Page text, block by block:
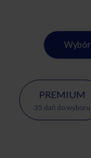
PREMIUM
35 dań do wyboru